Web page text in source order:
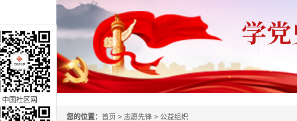
您的位置： 首页 > 志愿先锋 > 公益组织
中国社区网